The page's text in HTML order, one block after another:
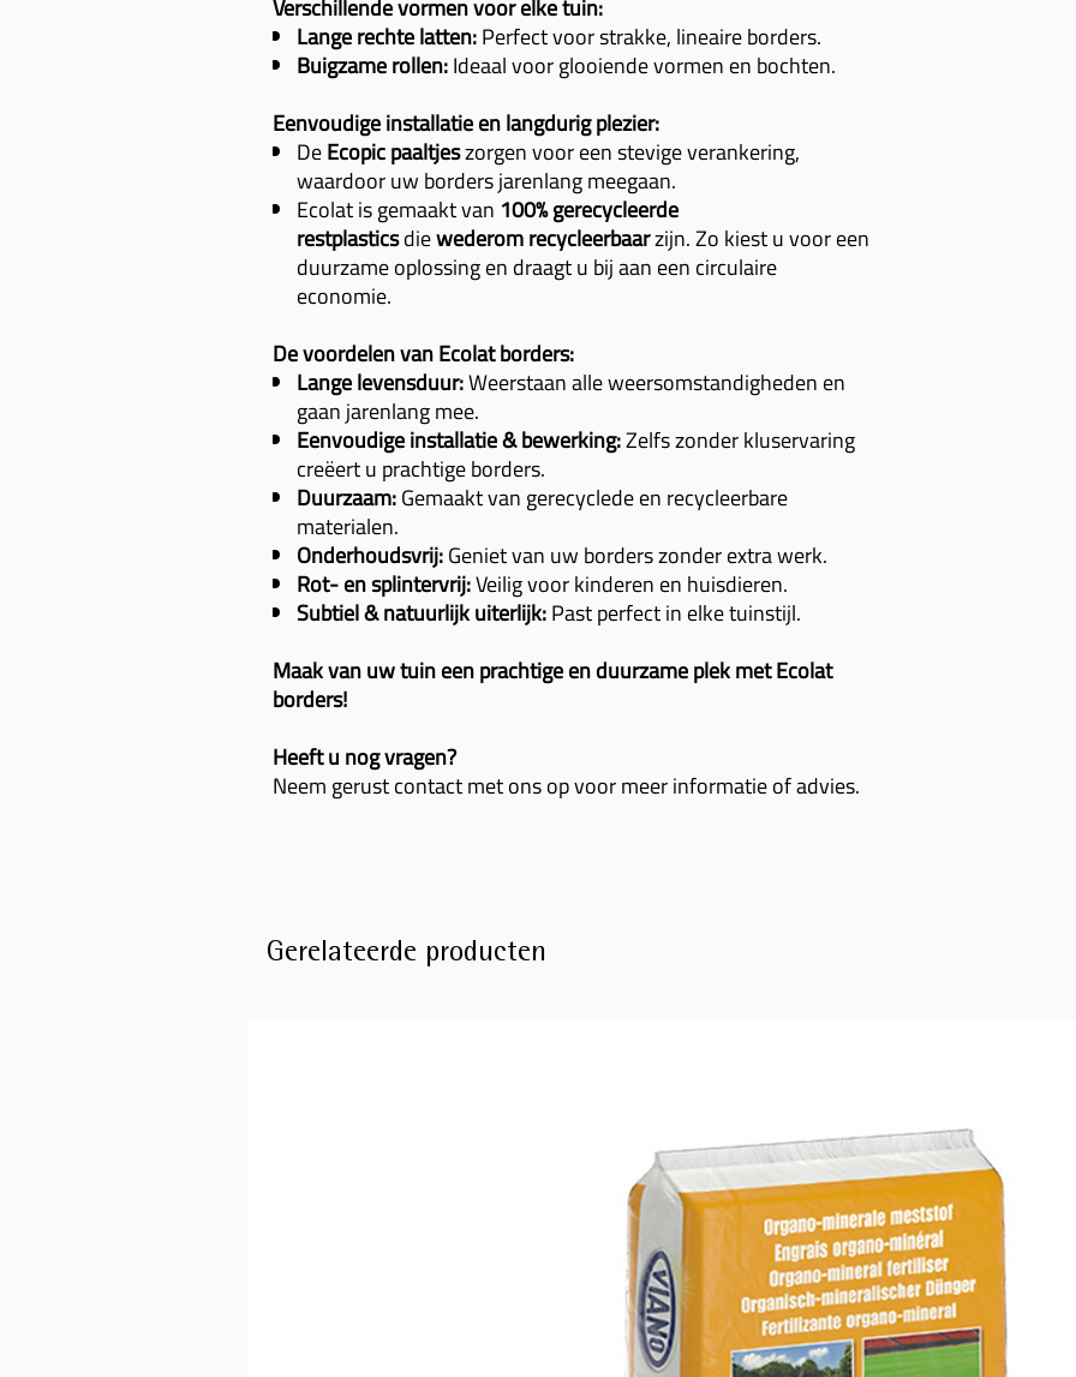
Lange rechte latten:Perfect voor strakke, lineaire borders.
Buigzame rollen:Ideaal voor glooiende vormen en bochten.
Eenvoudige installatie en langdurig plezier:
DeEcopic paaltjeszorgen voor een stevige verankering,
waardoor uw borders jarenlang meegaan.
Ecolat is gemaakt van 100% gerecycleerde
restplasticsdiewederom recycleerbaarzijn. Zo kiest u voor een
duurzame oplossing en draagt u bij aan een circulaire
economie.
De voordelen van Ecolat borders:
Lange levensduur:Weerstaan alle weersomstandigheden en
gaan jarenlang mee.
Eenvoudige installatie & bewerking:Zelfs zonder kluservaring
creëert u prachtige borders.
Duurzaam:Gemaakt van gerecyclede en recycleerbare
materialen.
Onderhoudsvrij:Geniet van uw borders zonder extra werk.
Rot- en splintervrij:Veilig voor kinderen en huisdieren.
Subtiel & natuurlijk uiterlijk:Past perfect in elke tuinstijl.
Maak van uw tuin een prachtige en duurzame plek met Ecolat
borders!
Heeft u nog vragen?
Neem gerust contact met ons op voor meer informatie of advies.
Gerelateerde producten